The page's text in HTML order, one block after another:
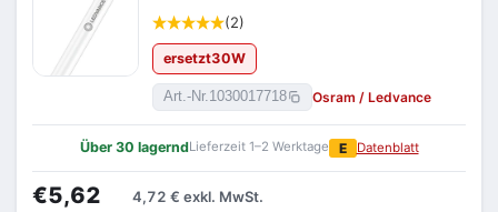
(2)
ersetzt30W
Art.-Nr.1030017718 Osram / Ledvance
Über 30 lagerndLieferzeit 1–2 Werktage E Datenblatt
€5,62 4,72 € exkl. MwSt.